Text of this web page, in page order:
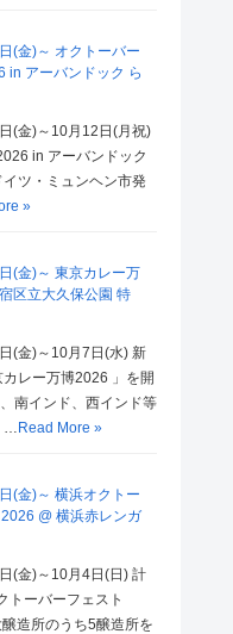
(金)～ オクトーバー
in アーバンドック ら
(金)～10月12日(月祝)
in アーバンドック
ツ・ミュンヘン市発
»
(金)～ 東京カレー万
区立大久保公園 特
(金)～10月7日(水) 新
レー万博2026 」を開
南インド、西インド等
… Read More »
(金)～ 横浜オクトー
@ 横浜赤レンガ
(金)～10月4日(日) 計
トーバーフェスト
造所のうち5醸造所を